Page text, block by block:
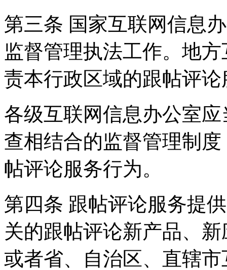
第三条 国家互联网信息
监督管理执法工作。地
责本行政区域的跟帖评
各级互联网信息办公室
查相结合的监督管理制
帖评论服务行为。
第四条 跟帖评论服务提
关的跟帖评论新产品、
或者省、自治区、直辖